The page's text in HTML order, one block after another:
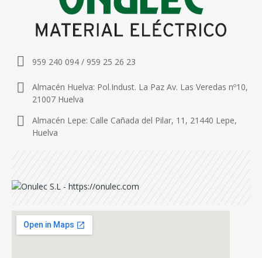
959 240 094 / 959 25 26 23
Almacén Huelva: Pol.Indust. La Paz Av. Las Veredas nº10,
21007 Huelva
Almacén Lepe: Calle Cañada del Pilar, 11, 21440 Lepe,
Huelva